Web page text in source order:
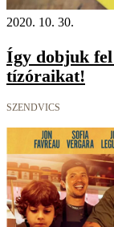
2020. 10. 30.
Így dobjuk fel
tízóraikat!
SZENDVICS